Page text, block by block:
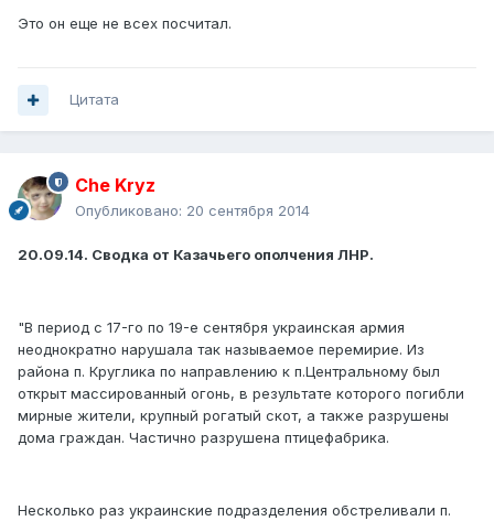
Это он еще не всех посчитал.
Цитата
Che Kryz
Опубликовано: 20 сентября 2014
20.09.14. Сводка от Казачьего ополчения ЛНР.
"В период с 17-го по 19-е сентября украинская армия
неоднократно нарушала так называемое перемирие. Из
района п. Круглика по направлению к п.Центральному был
открыт массированный огонь, в результате которого погибли
мирные жители, крупный рогатый скот, а также разрушены
дома граждан. Частично разрушена птицефабрика.
Несколько раз украинские подразделения обстреливали п.